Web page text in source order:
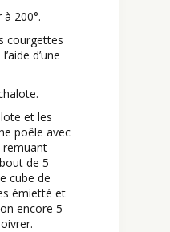
200°.
courgettes
d’une
et les
poêle avec
remuant
de 5
cube de
émietté et
encore 5